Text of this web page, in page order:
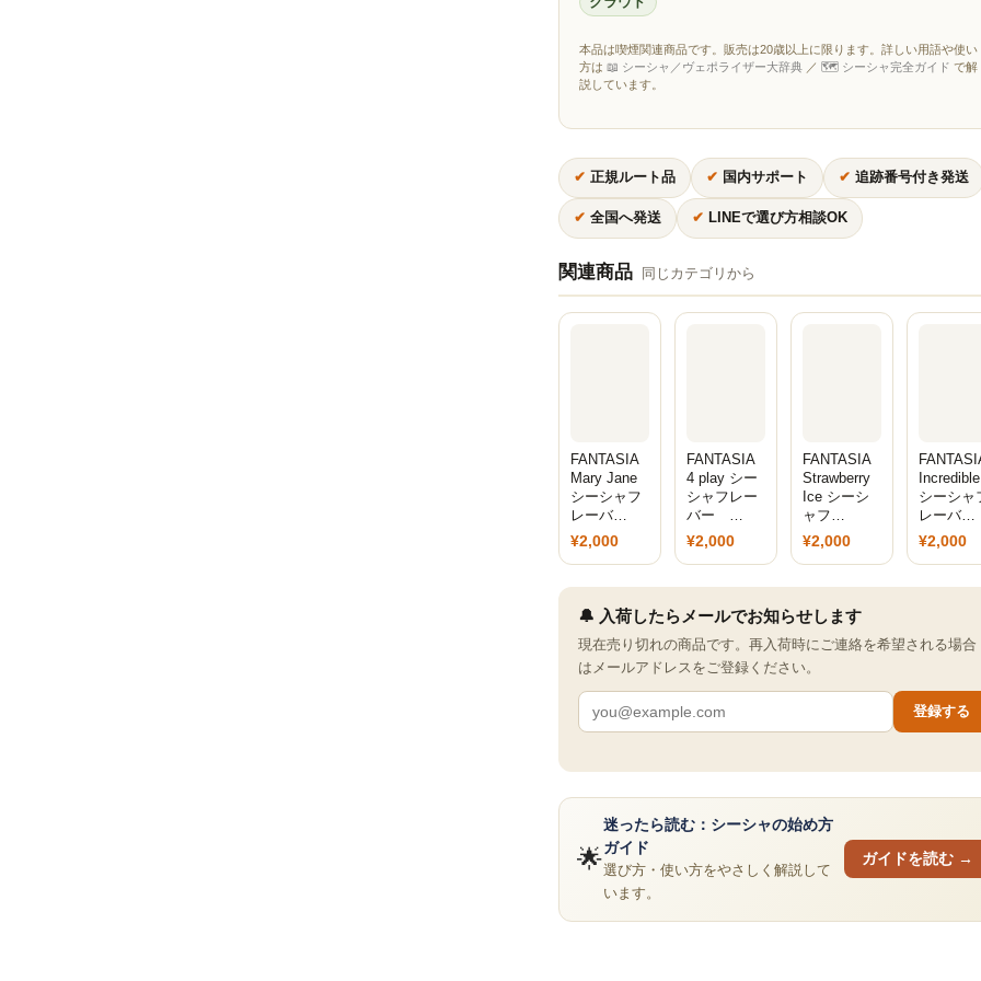
本品は喫煙関連商品です。販売は20歳以上に限ります。詳しい用語や使い
方は 📖 シーシャ／ヴェポライザー大辞典／ 🗺 シーシャ完全ガイド で解
説しています。
✔ 正規ルート品 ✔ 国内サポート ✔ 追跡番号付き発送
✔ 全国へ発送 ✔ LINEで選び方相談OK
関連商品 同じカテゴリから
FANTASIA
Mary Jane
シーシャフ
レーバ…
¥2,000
FANTASIA
4 play シー
シャフレー
バー …
¥2,000
FANTASIA
Strawberry
Ice シーシ
ャフ…
¥2,000
Incredible
シーシャ
レーバ…
¥2,000
🔔 入荷したらメールでお知らせします
現在売り切れの商品です。再入荷時にご連絡を希望される場合
はメールアドレスをご登録ください。
登録する
🌟
迷ったら読む：シーシャの始め方
ガイド
選び方・使い方をやさしく解説して
います。
ガイドを読む →